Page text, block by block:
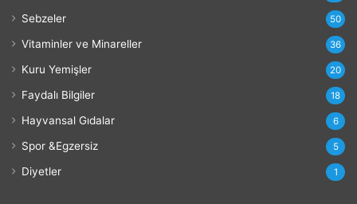
Sebzeler 50
Vitaminler ve Minareller 36
Kuru Yemişler 20
Faydalı Bilgiler 18
Hayvansal Gıdalar 6
Spor &Egzersiz 5
Diyetler 1